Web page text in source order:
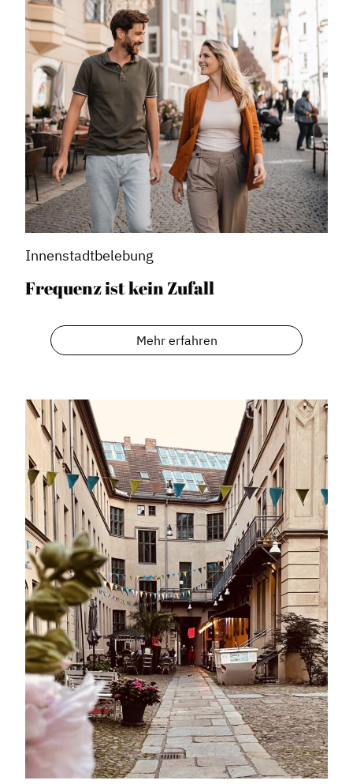
Innenstadtbelebung
Frequenz ist kein Zufall
Mehr erfahren